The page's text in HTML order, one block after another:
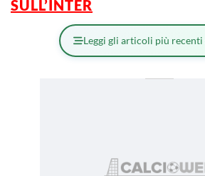
SULL’INTER
Leggi gli articoli più recenti